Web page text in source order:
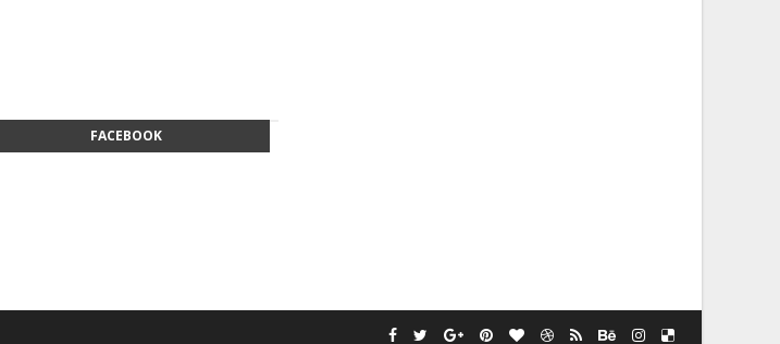
FACEBOOK